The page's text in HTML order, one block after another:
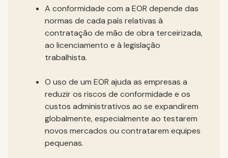
A conformidade com a EOR depende das
normas de cada país relativas à
contratação de mão de obra terceirizada,
ao licenciamento e à legislação
trabalhista.
O uso de um EOR ajuda as empresas a
reduzir os riscos de conformidade e os
custos administrativos ao se expandirem
globalmente, especialmente ao testarem
novos mercados ou contratarem equipes
pequenas.